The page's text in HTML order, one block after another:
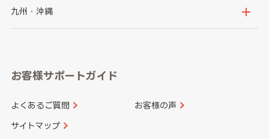
神奈川県
山梨県
愛知県
京都府
和歌山県
鳥取県
山口県
香川県 愛媛県
九州・沖縄
長崎県
大分県 宮崎県
お客様サポートガイド
よくあるご質問 お客様の声
サイトマップ